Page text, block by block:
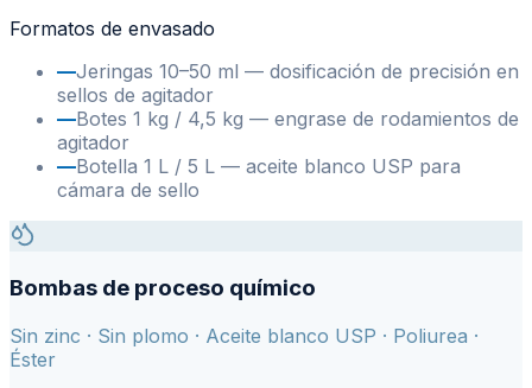
Formatos de envasado
—Jeringas 10–50 ml — dosificación de precisión en
sellos de agitador
—Botes 1 kg / 4,5 kg — engrase de rodamientos de
agitador
—Botella 1 L / 5 L — aceite blanco USP para
cámara de sello
Bombas de proceso químico
Sin zinc · Sin plomo · Aceite blanco USP · Poliurea ·
Éster